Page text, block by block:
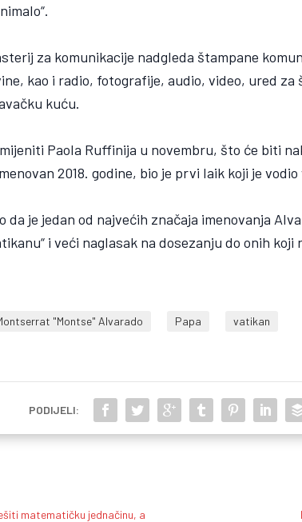
za komunikacije nadgleda štampane
kao i radio, fotografije, audio, video, ured za
kuću.
Paola Ruffinija u novembru, što će biti
2018. godine, bio je prvi laik koji je
da je jedan od najvećih značaja imenovanja
i veći naglasak na dosezanju do onih koji
"Montse" Alvarado Papa vatikan
PODIJELI:
matematičku jednačinu, a